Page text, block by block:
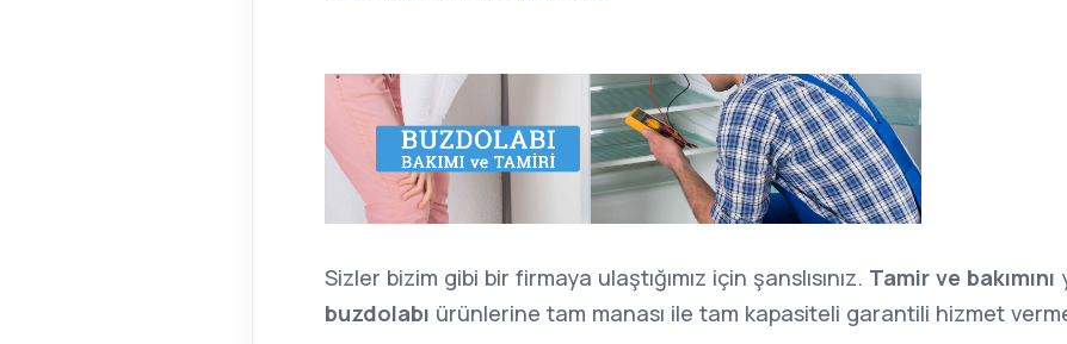
Sizler bizim gibi bir firmaya ulaştığımız için şanslısınız. Tamir ve bakımını
buzdolabı ürünlerine tam manası ile tam kapasiteli garantili hizmet